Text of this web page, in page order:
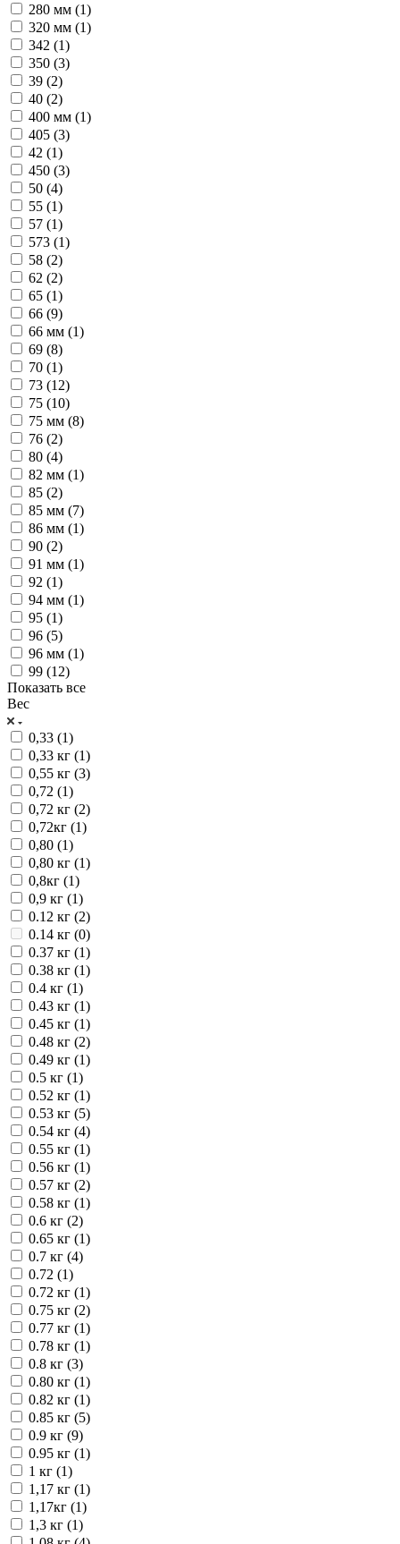
280 мм (1)
320 мм (1)
342 (1)
350 (3)
39 (2)
40 (2)
400 мм (1)
405 (3)
42 (1)
450 (3)
50 (4)
55 (1)
57 (1)
573 (1)
58 (2)
62 (2)
65 (1)
66 (9)
66 мм (1)
69 (8)
70 (1)
73 (12)
75 (10)
75 мм (8)
76 (2)
80 (4)
82 мм (1)
85 (2)
85 мм (7)
86 мм (1)
90 (2)
91 мм (1)
92 (1)
94 мм (1)
95 (1)
96 (5)
96 мм (1)
99 (12)
Показать все
Вес
0,33 (1)
0,33 кг (1)
0,55 кг (3)
0,72 (1)
0,72 кг (2)
0,72кг (1)
0,80 (1)
0,80 кг (1)
0,8кг (1)
0,9 кг (1)
0.12 кг (2)
0.14 кг (0)
0.37 кг (1)
0.38 кг (1)
0.4 кг (1)
0.43 кг (1)
0.45 кг (1)
0.48 кг (2)
0.49 кг (1)
0.5 кг (1)
0.52 кг (1)
0.53 кг (5)
0.54 кг (4)
0.55 кг (1)
0.56 кг (1)
0.57 кг (2)
0.58 кг (1)
0.6 кг (2)
0.65 кг (1)
0.7 кг (4)
0.72 (1)
0.72 кг (1)
0.75 кг (2)
0.77 кг (1)
0.78 кг (1)
0.8 кг (3)
0.80 кг (1)
0.82 кг (1)
0.85 кг (5)
0.9 кг (9)
0.95 кг (1)
1 кг (1)
1,17 кг (1)
1,17кг (1)
1,3 кг (1)